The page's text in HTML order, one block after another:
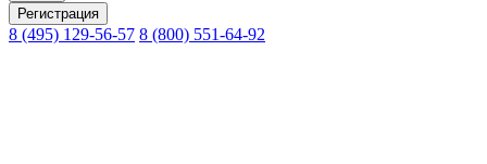
Регистрация
8 (495) 129-56-57 8 (800) 551-64-92